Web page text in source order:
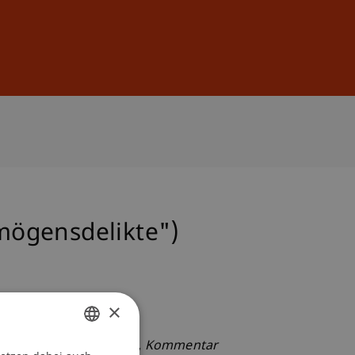
Charalampakis (Ed.), Kommentar
×